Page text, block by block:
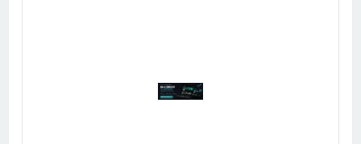
Publicidad